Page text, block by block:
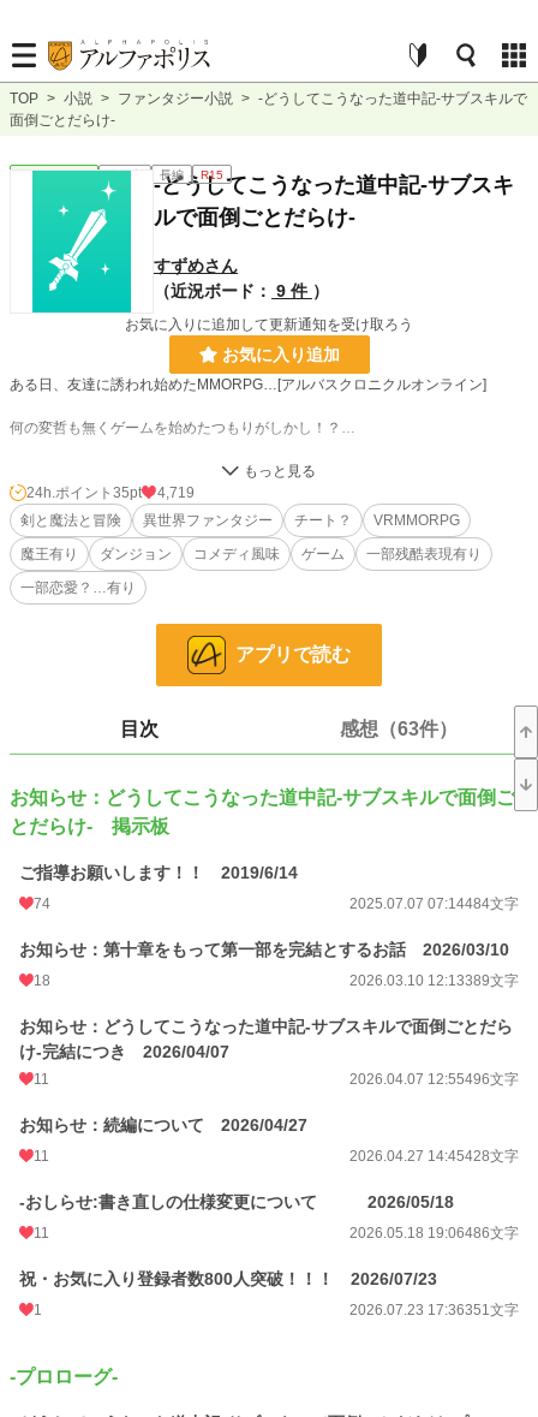
TOP > 小説 > ファンタジー小説 > -どうしてこうなった道中記-サブスキルで
面倒ごとだらけ-
ファンタジー 連載中 長編 R15
-どうしてこうなった道中記-サブスキ
ルで面倒ごとだらけ-
すずめさん
（近況ボード： 9 件 ）
お気に入りに追加して更新通知を受け取ろう
お気に入り追加
ある日、友達に誘われ始めたMMORPG…[アルバスクロニクルオンライン]
何の変哲も無くゲームを始めたつもりがしかし！？…
たった一つのスキルのせい？…で起きる波乱万丈な冒険物語。
※本作品はPCで編集・改行がされて居る為、スマホ・タブレットにおける
縦読みでの読書は読み難い点が出て来ると思います…それでも良いと言う方
は……
ゆっくりしていってね！！！
※ 現在書き直し慣行中！！！
ファンタジー 3,139 位 / 53,244 件
24h.ポイント
更新日時
週間ポイント 231 pt (22,987 位)
24h.ポイント 35pt
4,719
剣と魔法と冒険
異世界ファンタジー チート？
VRMMORPG
魔王有り
ダンジョン コメディ風味 ゲーム
一部残酷表現有り
一部恋愛？…有り
アプリで読む
目次 感想（63件）
お知らせ：どうしてこうなった道中記-サブスキルで面倒ご
とだらけ- 掲示板
ご指導お願いします！！ 2019/6/14
74 2025.07.07 07:14484文字
お知らせ：第十章をもって第一部を完結とするお話 2026/03/10
18 2026.03.10 12:13389文字
お知らせ：どうしてこうなった道中記-サブスキルで面倒ごとだら
け-完結につき 2026/04/07
11 2026.04.07 12:55496文字
お知らせ：続編について 2026/04/27
11 2026.04.27 14:45428文字
-おしらせ:書き直しの仕様変更について 2026/05/18
11 2026.05.18 19:06486文字
祝・お気に入り登録者数800人突破！！！ 2026/07/23
1 2026.07.23 17:36351文字
-プロローグ-